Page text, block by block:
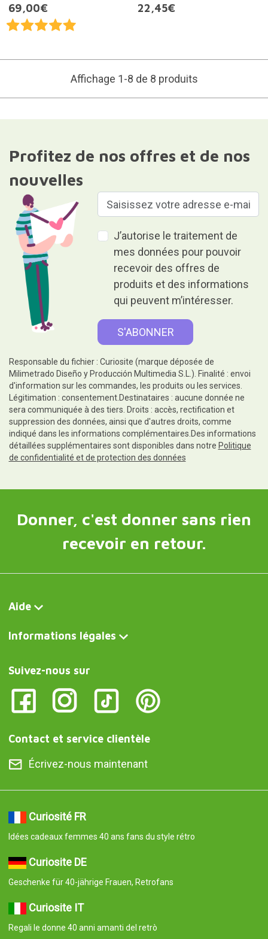
69,00€
22,45€
Affichage 1-8 de 8 produits
Profitez de nos offres et de nos
nouvelles
J’autorise le traitement de
mes données pour pouvoir
recevoir des offres de
produits et des informations
qui peuvent m’intéresser.
Responsable du fichier : Curiosite (marque déposée de
Milimetrado Diseño y Producción Multimedia S.L.). Finalité : envoi
d'information sur les commandes, les produits ou les services.
Légitimation : consentement.Destinataires : aucune donnée ne
sera communiquée à des tiers. Droits : accès, rectification et
suppression des données, ainsi que d'autres droits, comme
indiqué dans les informations complémentaires.Des informations
détaillées supplémentaires sont disponibles dans notre Politique
de confidentialité et de protection des données
Donner, c'est donner sans rien
recevoir en retour.
Aide
Informations légales
Suivez-nous sur
Contact et service clientèle
Écrivez-nous maintenant
Curiosité FR
Idées cadeaux femmes 40 ans fans du style rétro
Curiosite DE
Geschenke für 40-jährige Frauen, Retrofans
Curiosite IT
Regali le donne 40 anni amanti del retrò